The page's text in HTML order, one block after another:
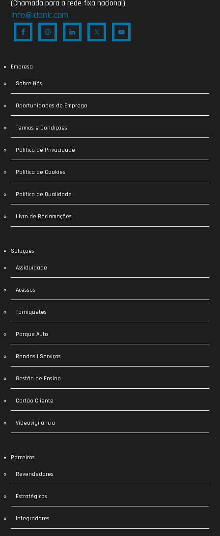
(Chamada para a rede fixa nacional)
info@idonic.com
Empresa
Sobre Nós
Oportunidades de Emprego
Termos e Condições
Política de Privacidade
Política de Cookies
Política de Qualidade
Livro de Reclamações
Soluções
Assiduidade
Acessos
Torniquetes
Parque Auto
Rondas | Serviços
Gestão de Ensino
Cartão Cliente
Videovigilância
Parceiros
Revendedores
Estratégicos
Integradores